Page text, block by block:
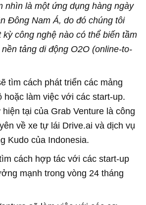
nhìn là một ứng dụng hàng ngày
Đông Nam Á, do đó chúng tôi
kỳ công nghệ nào có thể biến tầm
tảng di động O2O (online-to-
tìm cách phát triển các mảng
hoặc làm việc với các start-up.
tại của Grab Venture là công
về xe tự lái Drive.ai và dịch vụ
Kudo của Indonesia.
cách hợp tác với các start-up
mạnh trong vòng 24 tháng